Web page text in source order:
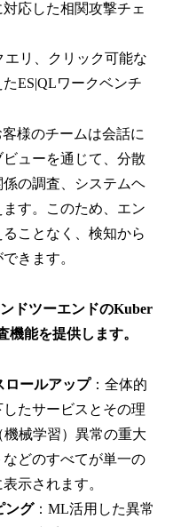
応した相関攻撃チェ
エリ、クリック可能な
ES|QLワークベンチ
客様のチームは会話に
ューを通じて、分散
係の調査、システムヘ
す。このため、エン
ことなく、検知から
きます。
ドツーエンドのKuber
機能を提供します。
ロールアップ：全体的
たサービスとその理
械学習）異常の重大
どのすべてが単一の
示されます。
ング：ML活用した異常